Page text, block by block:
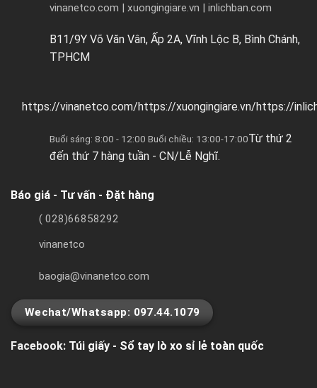
vinanetco.com | xuongingiare.vn | inlichban.com
B11/9Y Võ Văn Vân, Ấp 2A, Vĩnh Lộc B, Bình Chánh,
TPHCM
https://vinanetco.com/https://xuongingiare.vn/https://
Buổi sáng: 8:00 - 12:00 Buổi chiều: 13:00-17:00Từ thứ 2
đến thứ 7 hàng tuần - CN/Lễ Nghĩ.
Báo giá - Tư vấn - Đặt hàng
( 028)66858292
vinanetco
baogia@vinanetco.com
Wechat/Whatsapp: 097.44.1079
Facebook: Túi giấy - Sổ tay lò xo sỉ lẻ toàn quốc